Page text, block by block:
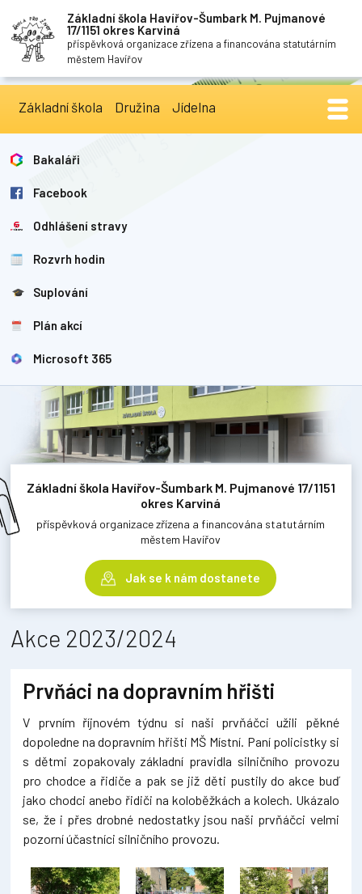
Základní škola Havířov-Šumbark M. Pujmanové
17/1151 okres Karviná
příspěvková organizace zřízena a financována statutárním
městem Havířov
Základní škola Družina Jídelna
Bakaláři
Facebook
Odhlášení stravy
Rozvrh hodin
Suplování
Plán akcí
Microsoft 365
Základní škola Havířov-Šumbark M. Pujmanové 17/1151
okres Karviná
příspěvková organizace zřízena a financována statutárním
městem Havířov
Jak se k nám dostanete
Akce 2023/2024
Prvňáci na dopravním hřišti
V prvním říjnovém týdnu si naši prvňáčci užili pěkné
dopoledne na dopravním hřišti MŠ Místní. Paní policistky si
s dětmi zopakovaly základní pravidla silničního provozu
pro chodce a řidiče a pak se již děti pustily do akce buď
jako chodci anebo řidiči na koloběžkách a kolech. Ukázalo
se, že i přes drobné nedostatky jsou naši prvňáčci velmi
pozorní účastníci silničního provozu.